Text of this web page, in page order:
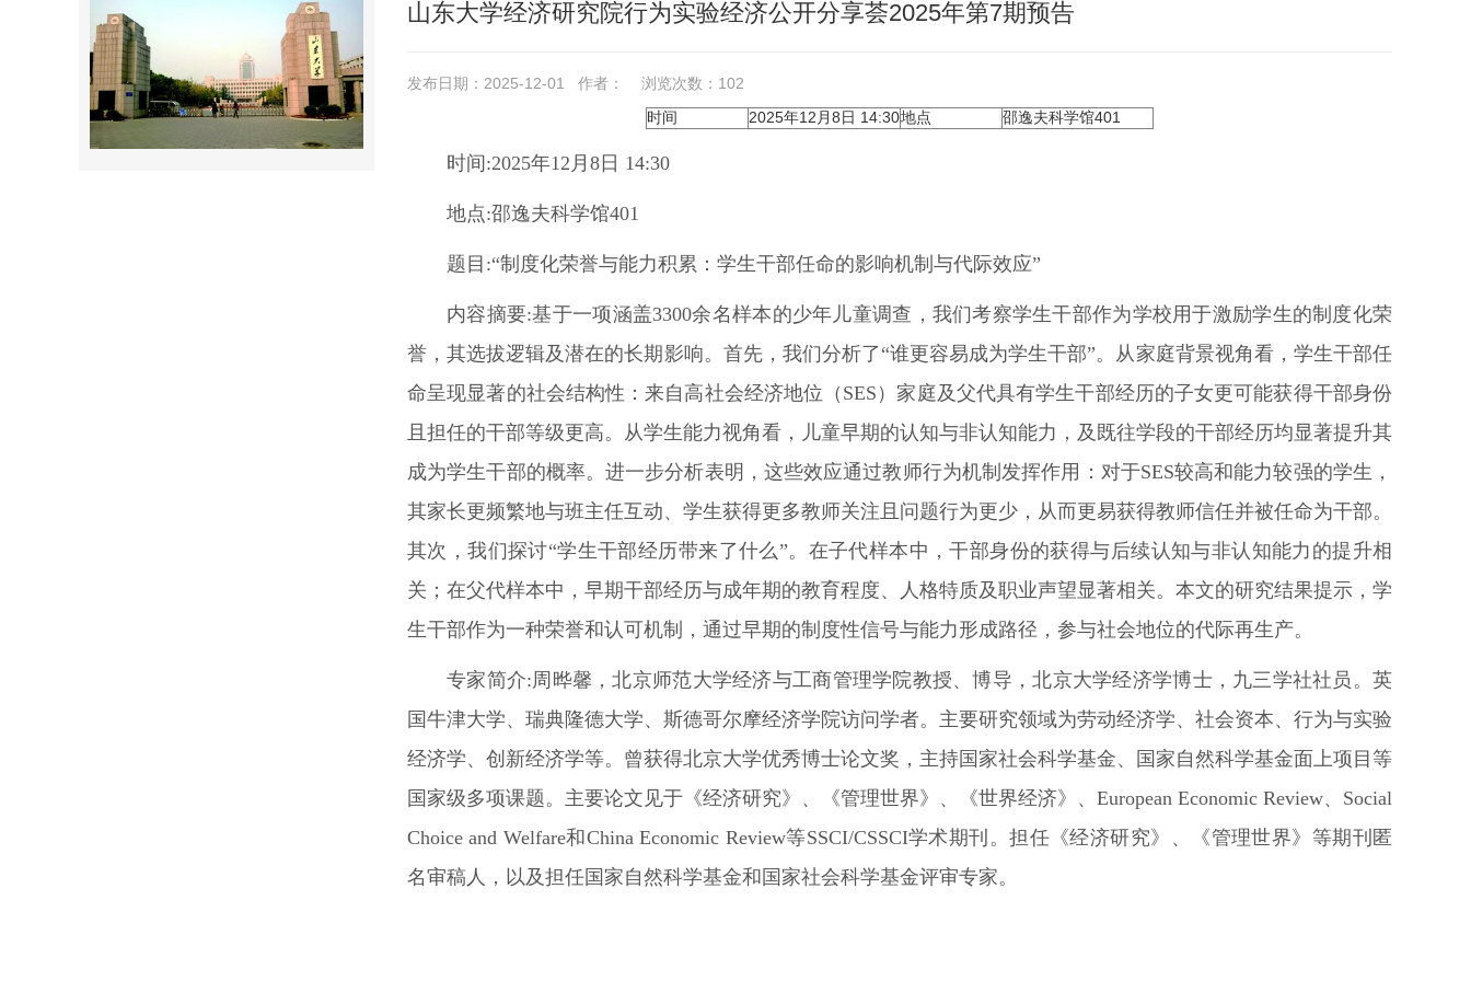
山东大学经济研究院行为实验经济公开分享荟2025年第7期预告
发布日期：2025-12-01 作者： 浏览次数： 102
时间
2025年12月8日 14:30地点 邵逸夫科学馆401
时间:2025年12月8日 14:30
地点:邵逸夫科学馆401
题目:“制度化荣誉与能力积累：学生干部任命的影响机制与代际效应”
内容摘要:基于一项涵盖3300余名样本的少年儿童调查，我们考察学生干部作为学校用于激励学生的制度化荣
誉，其选拔逻辑及潜在的长期影响。首先，我们分析了“谁更容易成为学生干部”。从家庭背景视角看，学生干部任
命呈现显著的社会结构性：来自高社会经济地位（SES）家庭及父代具有学生干部经历的子女更可能获得干部身份
且担任的干部等级更高。从学生能力视角看，儿童早期的认知与非认知能力，及既往学段的干部经历均显著提升其
成为学生干部的概率。进一步分析表明，这些效应通过教师行为机制发挥作用：对于SES较高和能力较强的学生，
其家长更频繁地与班主任互动、学生获得更多教师关注且问题行为更少，从而更易获得教师信任并被任命为干部。
其次，我们探讨“学生干部经历带来了什么”。在子代样本中，干部身份的获得与后续认知与非认知能力的提升相
关；在父代样本中，早期干部经历与成年期的教育程度、人格特质及职业声望显著相关。本文的研究结果提示，学
生干部作为一种荣誉和认可机制，通过早期的制度性信号与能力形成路径，参与社会地位的代际再生产。
专家简介:周晔馨，北京师范大学经济与工商管理学院教授、博导，北京大学经济学博士，九三学社社员。英
国牛津大学、瑞典隆德大学、斯德哥尔摩经济学院访问学者。主要研究领域为劳动经济学、社会资本、行为与实验
经济学、创新经济学等。曾获得北京大学优秀博士论文奖，主持国家社会科学基金、国家自然科学基金面上项目等
国家级多项课题。主要论文见于《经济研究》、《管理世界》、《世界经济》、European Economic Review、Social
Choice and Welfare和China Economic Review等SSCI/CSSCI学术期刊。担任《经济研究》、《管理世界》等期刊匿
名审稿人，以及担任国家自然科学基金和国家社会科学基金评审专家。